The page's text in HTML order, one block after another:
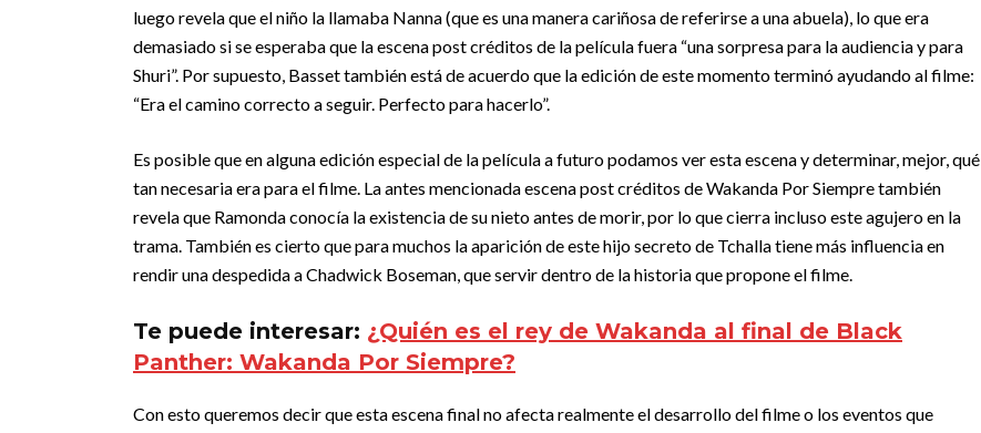
luego revela que el niño la llamaba Nanna (que es una manera cariñosa de referirse a una abuela), lo que era
demasiado si se esperaba que la escena post créditos de la película fuera “una sorpresa para la audiencia y para
Shuri”. Por supuesto, Basset también está de acuerdo que la edición de este momento terminó ayudando al filme:
“Era el camino correcto a seguir. Perfecto para hacerlo”.
Es posible que en alguna edición especial de la película a futuro podamos ver esta escena y determinar, mejor, qué
tan necesaria era para el filme. La antes mencionada escena post créditos de Wakanda Por Siempre también
revela que Ramonda conocía la existencia de su nieto antes de morir, por lo que cierra incluso este agujero en la
trama. También es cierto que para muchos la aparición de este hijo secreto de Tchalla tiene más influencia en
rendir una despedida a Chadwick Boseman, que servir dentro de la historia que propone el filme.
Te puede interesar: ¿Quién es el rey de Wakanda al final de Black
Panther: Wakanda Por Siempre?
Con esto queremos decir que esta escena final no afecta realmente el desarrollo del filme o los eventos que